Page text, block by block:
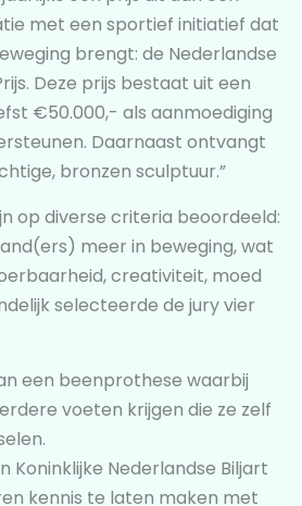
met een sportief initiatief dat
brengt: de Nederlandse
Deze prijs bestaat uit een
€50.000,- als aanmoediging
Daarnaast ontvangt
bronzen sculptuur.”
op diverse criteria beoordeeld:
meer in beweging, wat
creativiteit, moed
selecteerde de jury vier
een beenprothese waarbij
voeten krijgen die ze zelf
Koninklijke Nederlandse Biljart
kennis te laten maken met